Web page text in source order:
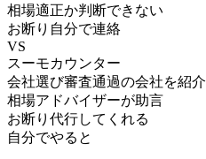
相場適正か判断できない
お断り 自分で連絡
VS
スーモカウンター
会社選び審査通過の会社を紹介
相場アドバイザーが助言
お断り 代行してくれる
自分でやると